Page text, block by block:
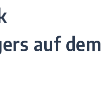
auf dem